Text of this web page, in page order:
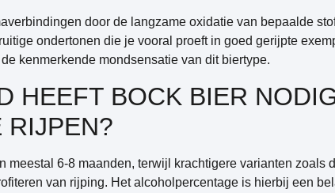
door de langzame oxidatie van bepaalde
ondertonen die je vooral proeft in goed gerijpte
kenmerkende mondsensatie van dit biertype.
HEEFT BOCK BIER
RIJPEN?
meestal 6-8 maanden, terwijl krachtigere varianten zoals
van rijping. Het alcoholpercentage is hierbij een